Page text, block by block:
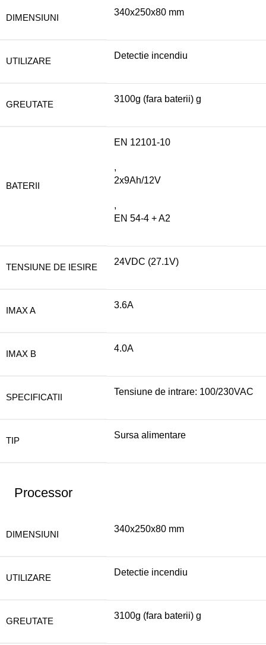
DIMENSIUNI
340x250x80 mm
UTILIZARE
Detectie incendiu
GREUTATE
3100g (fara baterii) g
BATERII
EN 12101-10
,
2x9Ah/12V
,
EN 54-4 + A2
TENSIUNE DE IESIRE
24VDC (27.1V)
IMAX A
3.6A
IMAX B
4.0A
SPECIFICATII
Tensiune de intrare: 100/230VAC
TIP
Sursa alimentare
Processor
DIMENSIUNI
340x250x80 mm
UTILIZARE
Detectie incendiu
GREUTATE
3100g (fara baterii) g